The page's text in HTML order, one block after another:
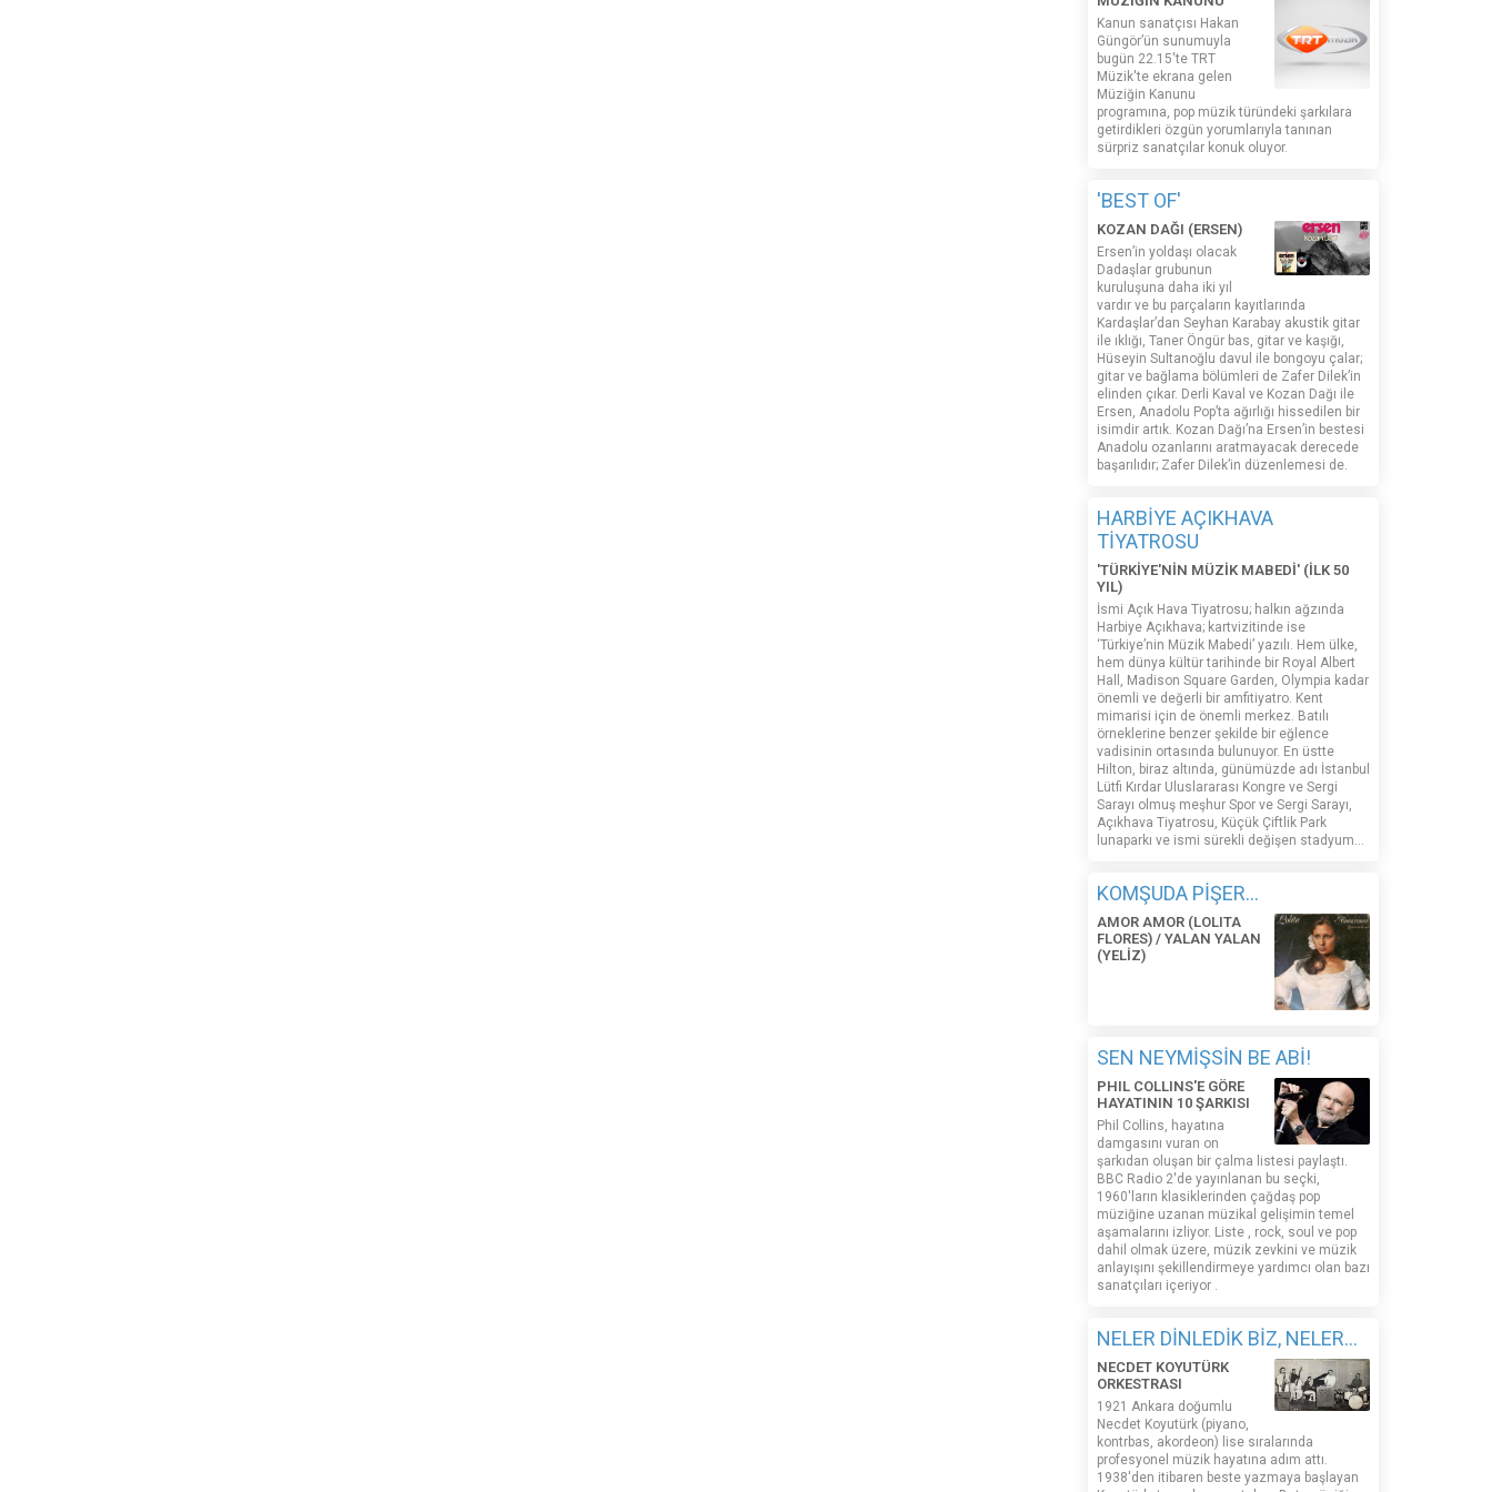
Kanun sanatçısı Hakan
Güngör’ün sunumuyla
bugün 22.15'te TRT
Müzik'te ekrana gelen
Müziğin Kanunu
programına, pop müzik türündeki şarkılara
getirdikleri özgün yorumlarıyla tanınan
sürpriz sanatçılar konuk oluyor.
'BEST OF'
KOZAN DAĞI (ERSEN)
Ersen’in yoldaşı olacak
Dadaşlar grubunun
kuruluşuna daha iki yıl
vardır ve bu parçaların kayıtlarında
Kardaşlar’dan Seyhan Karabay akustik gitar
ile ıklığı, Taner Öngür bas, gitar ve kaşığı,
Hüseyin Sultanoğlu davul ile bongoyu çalar;
gitar ve bağlama bölümleri de Zafer Dilek’in
elinden çıkar. Derli Kaval ve Kozan Dağı ile
Ersen, Anadolu Pop’ta ağırlığı hissedilen bir
isimdir artık. Kozan Dağı’na Ersen’in bestesi
Anadolu ozanlarını aratmayacak derecede
başarılıdır; Zafer Dilek’in düzenlemesi de.
HARBİYE AÇIKHAVA
TİYATROSU
'TÜRKİYE'NİN MÜZİK MABEDİ' (İLK 50
YIL)
İsmi Açık Hava Tiyatrosu; halkın ağzında
Harbiye Açıkhava; kartvizitinde ise
‘Türkiye’nin Müzik Mabedi’ yazılı. Hem ülke,
hem dünya kültür tarihinde bir Royal Albert
Hall, Madison Square Garden, Olympia kadar
önemli ve değerli bir amfitiyatro. Kent
mimarisi için de önemli merkez. Batılı
örneklerine benzer şekilde bir eğlence
vadisinin ortasında bulunuyor. En üstte
Hilton, biraz altında, günümüzde adı İstanbul
Lütfi Kırdar Uluslararası Kongre ve Sergi
Sarayı olmuş meşhur Spor ve Sergi Sarayı,
Açıkhava Tiyatrosu, Küçük Çiftlik Park
lunaparkı ve ismi sürekli değişen stadyum…
KOMŞUDA PİŞER...
AMOR AMOR (LOLITA
FLORES) / YALAN YALAN
(YELİZ)
SEN NEYMİŞSİN BE ABİ!
PHIL COLLINS'E GÖRE
HAYATININ 10 ŞARKISI
Phil Collins, hayatına
damgasını vuran on
şarkıdan oluşan bir çalma listesi paylaştı.
BBC Radio 2'de yayınlanan bu seçki,
1960'ların klasiklerinden çağdaş pop
müziğine uzanan müzikal gelişimin temel
aşamalarını izliyor. Liste , rock, soul ve pop
dahil olmak üzere, müzik zevkini ve müzik
anlayışını şekillendirmeye yardımcı olan bazı
sanatçıları içeriyor .
NELER DİNLEDİK BİZ, NELER...
NECDET KOYUTÜRK
ORKESTRASI
1921 Ankara doğumlu
Necdet Koyutürk (piyano,
kontrbas, akordeon) lise sıralarında
profesyonel müzik hayatına adım attı.
1938'den itibaren beste yazmaya başlayan